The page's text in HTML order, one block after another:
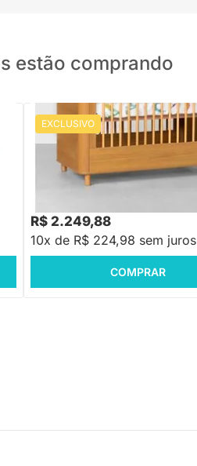
estão comprando
EXCLUSIVO PRONTA ENTREGA
com Pés Nordic - Savana Fosco
R$ 2.249,88
10x de R$ 224,98 sem juros
COMPRAR